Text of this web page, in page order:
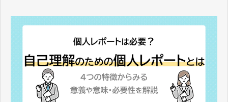
セミナー・講座
お役立ち情報
資料ダウンロード